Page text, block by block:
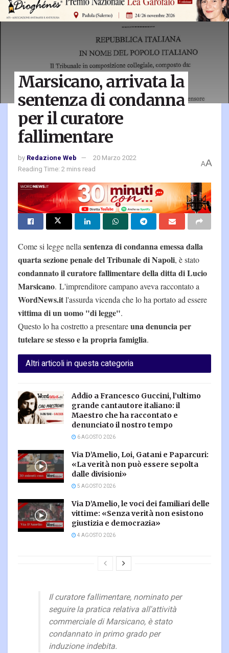
Marsicano, arrivata la
sentenza di condanna
per il curatore
fallimentare
by Redazione Web
20 Marzo 2022
Reading Time: 2 mins read
AA
Come si legge nella sentenza di condanna emessa dalla
quarta sezione penale del Tribunale di Napoli, è stato
condannato il curatore fallimentare della ditta di Lucio
Marsicano. L'imprenditore campano aveva raccontato a
WordNews.itl'assurda vicenda che lo ha portato ad essere
vittima di un uomo "di legge".
Questo lo ha costretto a presentareuna denuncia per
tutelare se stesso e la propria famiglia.
Altri articoli in questa categoria
Addio a Francesco Guccini, l’ultimo
grande cantautore italiano: il
Maestro che ha raccontato e
denunciato il nostro tempo
6 AGOSTO 2026
Via D’Amelio, Loi, Gatani e Paparcuri:
«La verità non può essere sepolta
dalle divisioni»
5 AGOSTO 2026
Via D’Amelio, le voci dei familiari delle
vittime: «Senza verità non esistono
giustizia e democrazia»
4 AGOSTO 2026
Il curatore fallimentare, nominato per
seguire la pratica relativa all'attività
commerciale di Marsicano, è stato
condannato in primo grado per
induzione indebita.